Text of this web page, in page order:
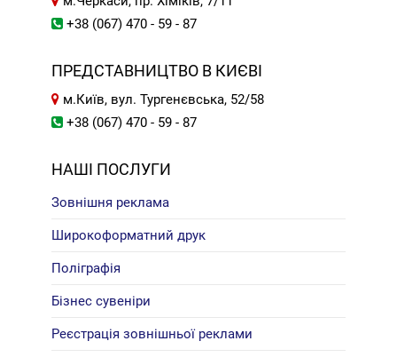
+38 (067) 470 - 59 - 87
ПРЕДСТАВНИЦТВО В КИЄВІ
м.Київ, вул. Тургенєвська, 52/58
+38 (067) 470 - 59 - 87
НАШІ ПОСЛУГИ
Зовнішня реклама
Широкоформатний друк
Поліграфія
Бізнес сувеніри
Реєстрація зовнішньої реклами